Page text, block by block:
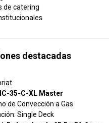
de catering
destacadas
35-C-XL Master
de Convección a Gas
Single Deck